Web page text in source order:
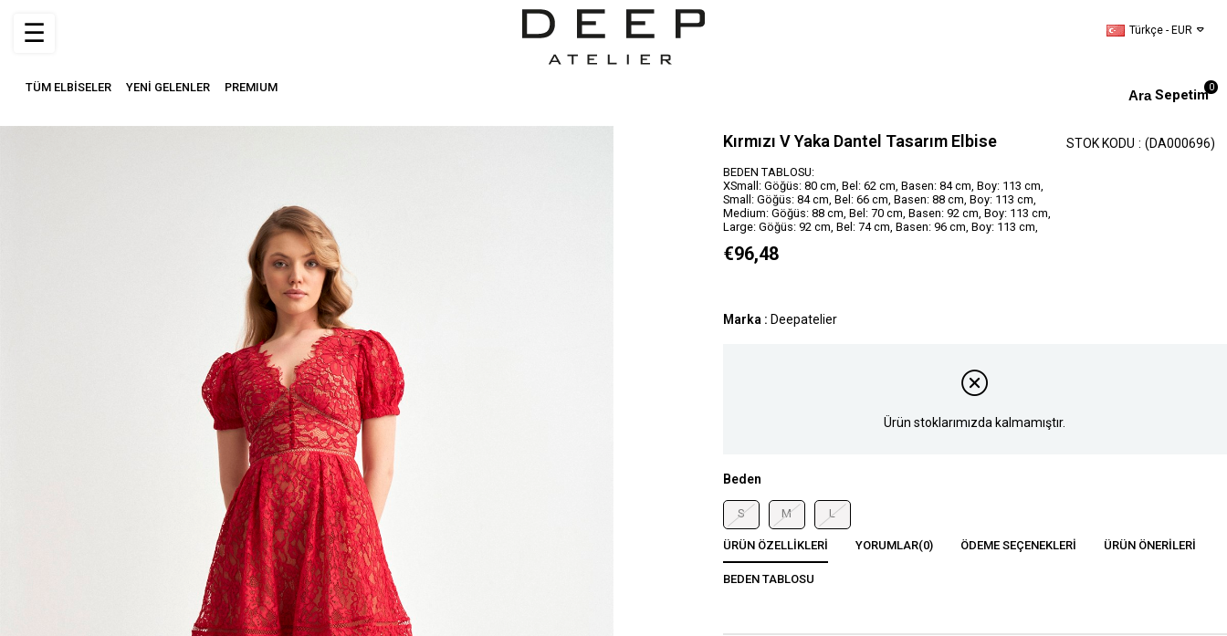
Türkçe - EUR
Sepetim0
TÜM ELBİSELER YENİ GELENLER PREMIUM
☰
Kırmızı V Yaka Dantel Tasarım Elbise (DA000696)
STOK KODU
BEDEN TABLOSU:
XSmall: Göğüs: 80 cm, Bel: 62 cm, Basen: 84 cm, Boy: 113 cm,
Small: Göğüs: 84 cm, Bel: 66 cm, Basen: 88 cm, Boy: 113 cm,
Medium: Göğüs: 88 cm, Bel: 70 cm, Basen: 92 cm, Boy: 113 cm,
Large: Göğüs: 92 cm, Bel: 74 cm, Basen: 96 cm, Boy: 113 cm,
€96,48
Marka : Deepatelier
Ürün stoklarımızda kalmamıştır.
Beden
S M L
ÜRÜN ÖZELLIKLERI YORUMLAR(0) ÖDEME SEÇENEKLERI ÜRÜN ÖNERILERI
BEDEN TABLOSU